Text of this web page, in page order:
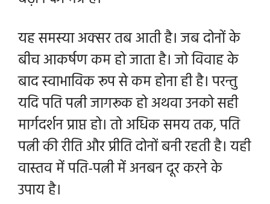
यह समस्या अक्सर तब आती है। जब दोनों के
बीच आकर्षण कम हो जाता है। जो विवाह के
बाद स्वाभाविक रूप से कम होना ही है। परन्तु
यदि पति पत्नी जागरूक हो अथवा उनको सही
मार्गदर्शन प्राप्त हो। तो अधिक समय तक, पति
पत्नी की रीति और प्रीति दोनों बनी रहती है। यही
वास्तव में पति-पत्नी में अनबन दूर करने के
उपाय है।